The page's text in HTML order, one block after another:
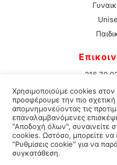
216 70
25ης Μαρτίου 1
© 2021 Aroma Center. All
Χρησιμοποιούμε cookies στον
προσφέρουμε την πιο σχετική
απομνημονεύοντας τις
επαναλαμβανόμενες
"Αποδοχή όλων", συναινείτε
cookies. Ωστόσο, μπορείτε να
"Ρυθμίσεις cookie" για να
συγκατάθεση.